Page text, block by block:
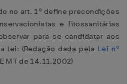
no art. 1º define precondições
e fitossanitárias
para se candidatar aos
lei: (Redação dada pela Lei nº
MT de 14.11.2002)